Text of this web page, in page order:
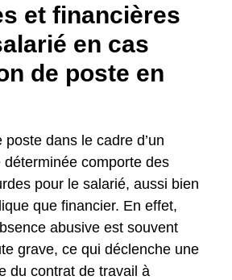
et financières
en cas
de poste en
dans le cadre d’un
comporte des
pour le salarié, aussi bien
que financier. En effet,
abusive est souvent
grave, ce qui déclenche une
du contrat de travail à